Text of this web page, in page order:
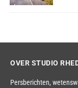
OVER STUDIO
Persberichten,